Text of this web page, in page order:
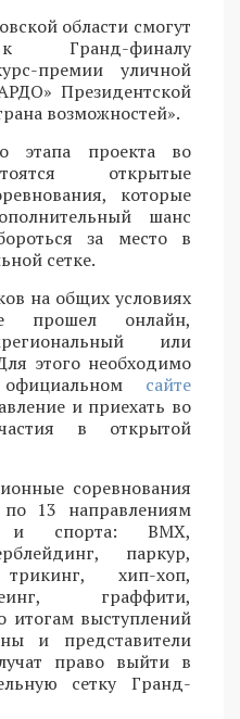
области смогут
Гранд-финалу
премии уличной
Президентской
возможностей».
этапа проекта во
открытые
которые
шанс
за место в
сетке.
на общих условиях
онлайн,
или
этого необходимо
сайте
и приехать во
в открытой
соревнования
13 направлениям
и спорта: BMX,
паркур,
хип-хоп,
граффити,
итогам выступлений
и представители
право выйти в
сетку Гранд-